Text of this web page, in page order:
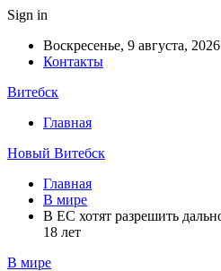
Sign in
Воскресенье, 9 августа, 2026
Контакты
Витебск
Главная
Новый Витебск
Главная
В мире
В ЕС хотят разрешить
18 лет
В мире